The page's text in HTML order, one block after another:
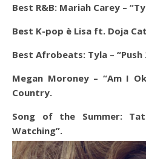
Best R&B: Mariah Carey –
Best K-pop è Lisa ft. Doja
Best Afrobeats: Tyla –
Megan Moroney – “Am I
Country.
Song of the Summer:
Watching”.